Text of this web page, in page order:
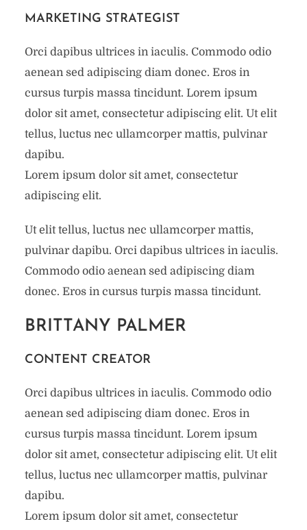
MARKETING STRATEGIST
Orci dapibus ultrices in iaculis. Commodo odio
aenean sed adipiscing diam donec. Eros in
cursus turpis massa tincidunt. Lorem ipsum
dolor sit amet, consectetur adipiscing elit. Ut elit
tellus, luctus nec ullamcorper mattis, pulvinar
dapibu.
Lorem ipsum dolor sit amet, consectetur
adipiscing elit.
Ut elit tellus, luctus nec ullamcorper mattis,
pulvinar dapibu. Orci dapibus ultrices in iaculis.
Commodo odio aenean sed adipiscing diam
donec. Eros in cursus turpis massa tincidunt.
BRITTANY PALMER
CONTENT CREATOR
Orci dapibus ultrices in iaculis. Commodo odio
aenean sed adipiscing diam donec. Eros in
cursus turpis massa tincidunt. Lorem ipsum
dolor sit amet, consectetur adipiscing elit. Ut elit
tellus, luctus nec ullamcorper mattis, pulvinar
dapibu.
Lorem ipsum dolor sit amet, consectetur